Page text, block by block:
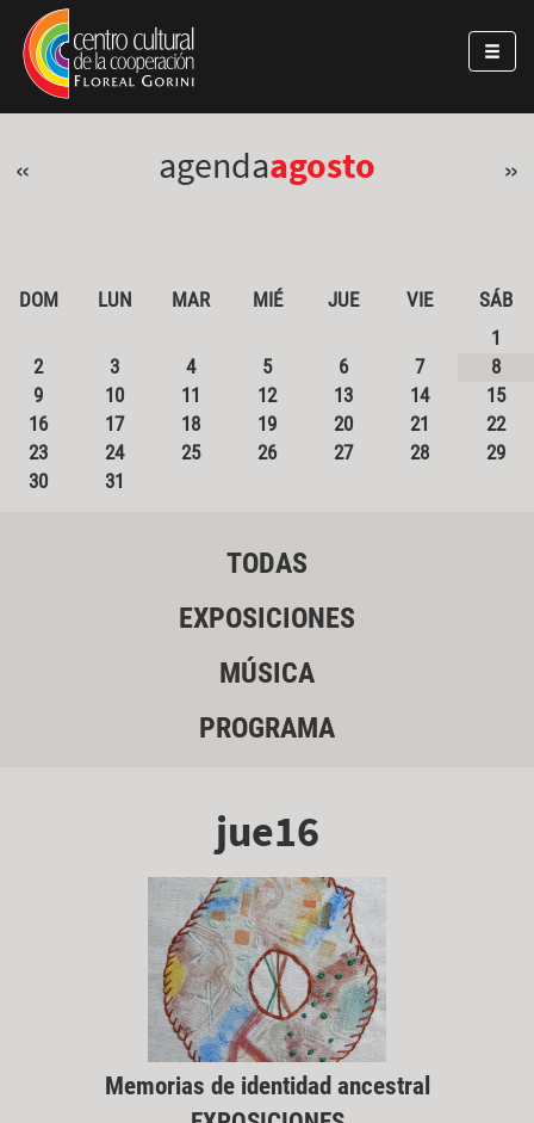
Pasar al contenido principal
Jump to main content
« agendaagosto »
DOM LUN MAR MIÉ JUE VIE
SÁB
1
2
3 4 5 6 7
8
9
10 11 12 13 14
15
16
17 18 19 20 21
22
23
24 25 26 27 28
29
30
31
TODAS
EXPOSICIONES
MÚSICA
PROGRAMA
jue16
Memorias de identidad ancestral